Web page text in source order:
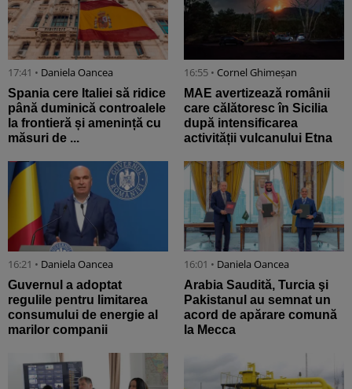
17:41 • Daniela Oancea
Spania cere Italiei să ridice
până duminică controalele
la frontieră și amenință cu
măsuri de ...
16:55 • Cornel Ghimeșan
MAE avertizează românii
care călătoresc în Sicilia
după intensificarea
activității vulcanului Etna
16:21 • Daniela Oancea
Guvernul a adoptat
regulile pentru limitarea
consumului de energie al
marilor companii
16:01 • Daniela Oancea
Arabia Saudită, Turcia şi
Pakistanul au semnat un
acord de apărare comună
la Mecca